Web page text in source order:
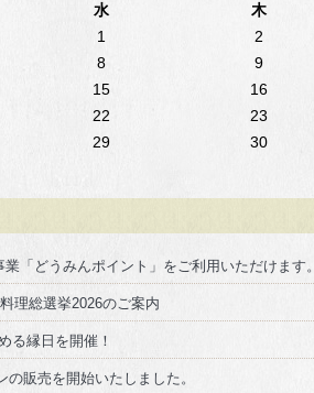
水 木
1
2
8 9
15 16
22 23
29 30
「どうみんポイント」をご利用いただけます。
理総選挙2026のご案内
る縁日を開催！
の販売を開始いたしました。